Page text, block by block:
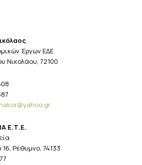
Έργων ΕΔΕ
Νικολάου, 72100
Ε.Τ.Ε.
Ρέθυμνο, 74133